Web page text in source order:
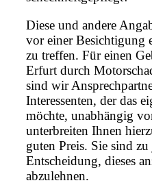
Diese und andere
vor einer Besichtigung
zu treffen. Für einen
Erfurt durch
sind wir
Interessenten, der das
möchte, unabhängig
unterbreiten Ihnen
guten Preis. Sie sind
Entscheidung, dieses
abzulehnen.